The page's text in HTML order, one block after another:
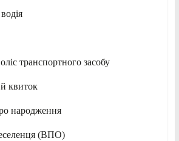
транспортного засобу
квиток
народження
(ВПО)